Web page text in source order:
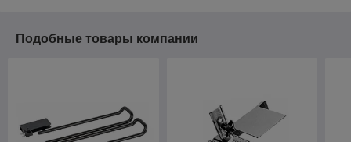
Подобные товары компании